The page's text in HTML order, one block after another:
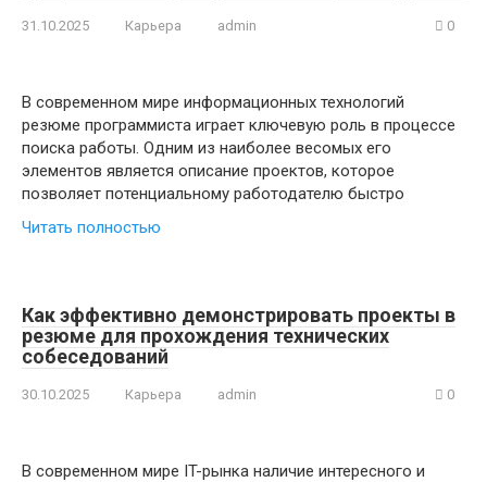
31.10.2025 Карьера admin 0
В современном мире информационных технологий
резюме программиста играет ключевую роль в процессе
поиска работы. Одним из наиболее весомых его
элементов является описание проектов, которое
позволяет потенциальному работодателю быстро
Читать полностью
Как эффективно демонстрировать проекты в
резюме для прохождения технических
собеседований
30.10.2025 Карьера admin 0
В современном мире IT-рынка наличие интересного и